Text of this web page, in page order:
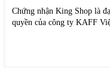
2. Tính năng nổi bật của
Làm mát bằng hơi
Thiết kế tháp nhỏ
Chứng nhận King Shop là
quyền của công ty KAFF